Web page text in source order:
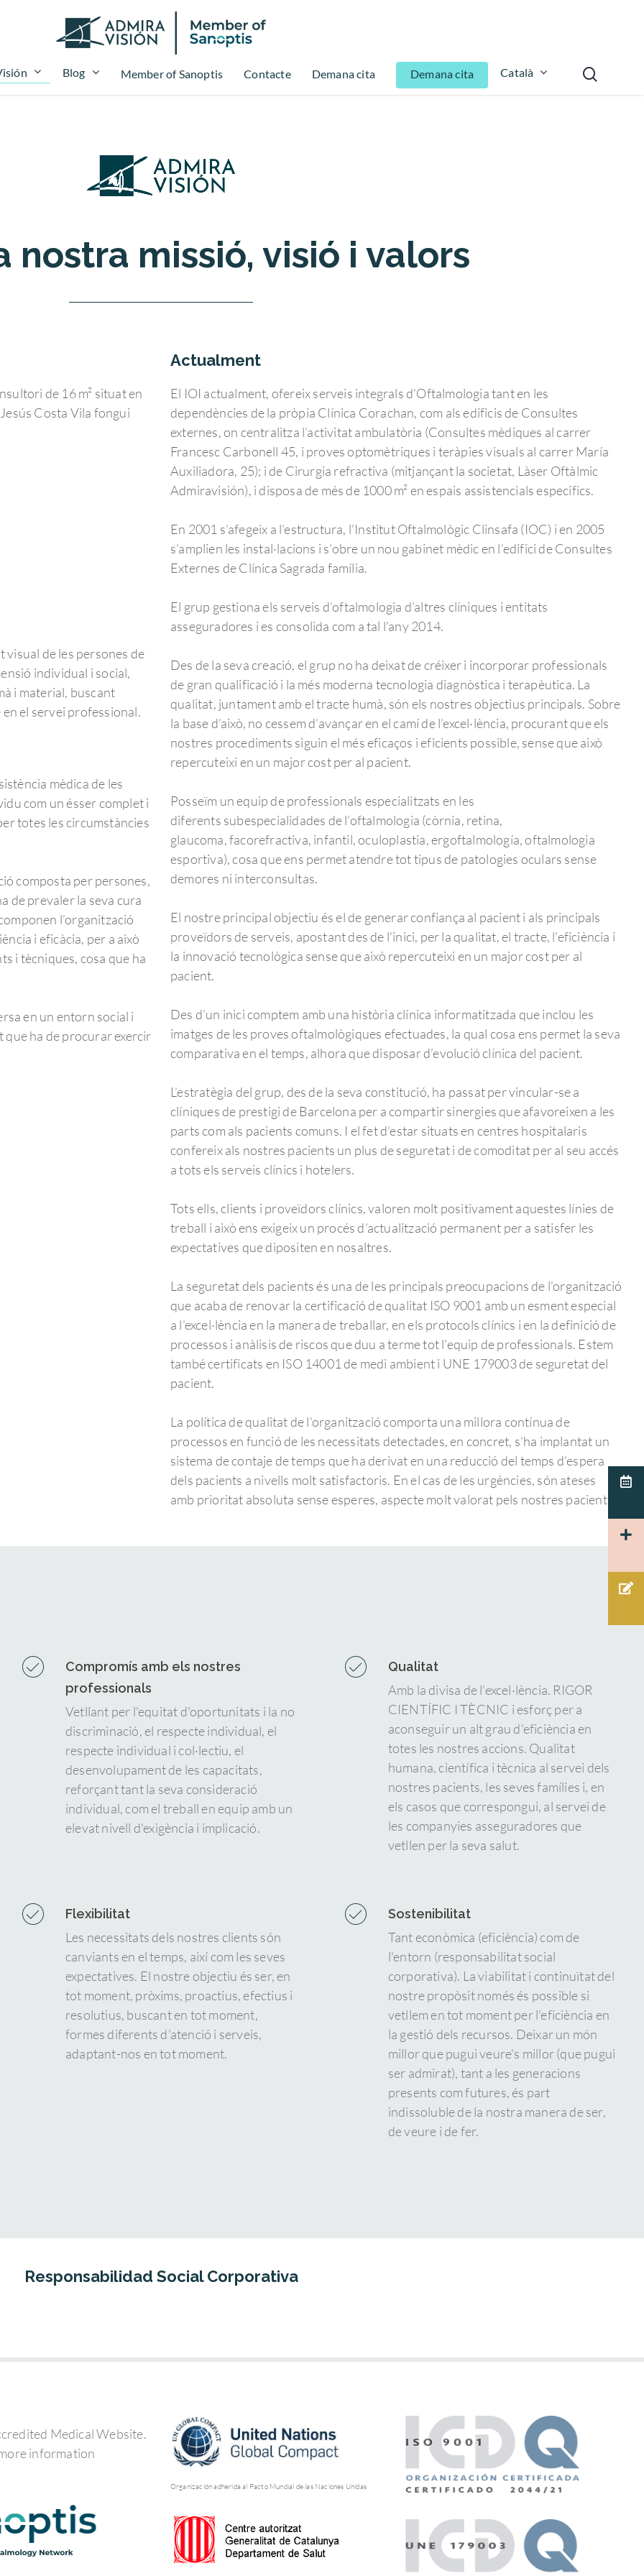
Blog Member of Sanoptis Contacte Demana cita Demana cita Català
nostra missió, visió i valors
de 16 m² situat en
Costa Vila fongui
visual de les persones de
individual i social,
i material, buscant
en el servei professional.
mèdica de les
com un ésser complet i
totes les circumstàncies
composta per persones,
de prevaler la seva cura
l’organització
i eficàcia, per a això
i tècniques, cosa que ha
en un entorn social i
ha de procurar exercir
Actualment
El IOI actualment, ofereix serveis integrals d’Oftalmologia tant en les
dependències de la pròpia Clínica Corachan, com als edificis de Consultes
externes, on centralitza l’activitat ambulatòria (Consultes mèdiques al carrer
Francesc Carbonell 45, i proves optomètriques i teràpies visuals al carrer María
Auxiliadora, 25); i de Cirurgia refractiva (mitjançant la societat, Làser Oftàlmic
Admiravisión), i disposa de més de 1000 m² en espais assistencials específics.
En 2001 s’afegeix a l’estructura, l’Institut Oftalmològic Clinsafa (IOC) i en 2005
s’amplien les instal·lacions i s’obre un nou gabinet mèdic en l’edifici de Consultes
Externes de Clínica Sagrada família.
El grup gestiona els serveis d’oftalmologia d’altres clíniques i entitats
asseguradores i es consolida com a tal l’any 2014.
Des de la seva creació, el grup no ha deixat de créixer i incorporar professionals
de gran qualificació i la més moderna tecnologia diagnòstica i terapèutica. La
qualitat, juntament amb el tracte humà, són els nostres objectius principals. Sobre
la base d’això, no cessem d’avançar en el camí de l’excel·lència, procurant que els
nostres procediments siguin el més eficaços i eficients possible, sense que això
repercuteixi en un major cost per al pacient.
Posseïm un equip de professionals especialitzats en les
diferents subespecialidades de l’oftalmologia (còrnia, retina,
glaucoma, facorefractiva, infantil, oculoplastia, ergoftalmología, oftalmologia
esportiva), cosa que ens permet atendre tot tipus de patologies oculars sense
demores ni interconsultas.
El nostre principal objectiu és el de generar confiança al pacient i als principals
proveïdors de serveis, apostant des de l’inici, per la qualitat, el tracte, l’eficiència i
la innovació tecnològica sense que això repercuteixi en un major cost per al
pacient.
Des d’un inici comptem amb una història clínica informatitzada que inclou les
imatges de les proves oftalmològiques efectuades, la qual cosa ens permet la seva
comparativa en el temps, alhora que disposar d’evolució clínica del pacient.
L’estratègia del grup, des de la seva constitució, ha passat per vincular-se a
clíniques de prestigi de Barcelona per a compartir sinergies que afavoreixen a les
parts com als pacients comuns. I el fet d’estar situats en centres hospitalaris
confereix als nostres pacients un plus de seguretat i de comoditat per al seu accés
a tots els serveis clínics i hotelers.
Tots ells, clients i proveïdors clínics, valoren molt positivament aquestes línies de
treball i això ens exigeix un procés d’actualització permanent per a satisfer les
expectatives que dipositen en nosaltres.
La seguretat dels pacients és una de les principals preocupacions de l’organització
que acaba de renovar la certificació de qualitat ISO 9001 amb un esment especial
a l’excel·lència en la manera de treballar, en els protocols clínics i en la definició de
processos i anàlisis de riscos que duu a terme tot l’equip de professionals. Estem
també certificats en ISO 14001 de medi ambient i UNE 179003 de seguretat del
pacient.
La política de qualitat de l’organització comporta una millora contínua de
processos en funció de les necessitats detectades, en concret, s’ha implantat un
sistema de contaje de temps que ha derivat en una reducció del temps d’espera
dels pacients a nivells molt satisfactoris. En el cas de les urgències, són ateses
amb prioritat absoluta sense esperes, aspecte molt valorat pels nostres pacients.
Compromís amb els nostres
professionals
Vetllant per l'equitat d'oportunitats i la no
discriminació, el respecte individual, el
respecte individual i col·lectiu, el
desenvolupament de les capacitats,
reforçant tant la seva consideració
individual, com el treball en equip amb un
elevat nivell d'exigència i implicació.
Qualitat
Amb la divisa de l'excel·lència. RIGOR
CIENTÍFIC I TÈCNIC i esforç per a
aconseguir un alt grau d'eficiència en
totes les nostres accions. Qualitat
humana, científica i tècnica al servei dels
nostres pacients, les seves famílies i, en
els casos que correspongui, al servei de
les companyies asseguradores que
vetllen per la seva salut.
Flexibilitat
Les necessitats dels nostres clients són
canviants en el temps, així com les seves
expectatives. El nostre objectiu és ser, en
tot moment, pròxims, proactius, efectius i
resolutius, buscant en tot moment,
formes diferents d'atenció i serveis,
adaptant-nos en tot moment.
Sostenibilitat
Tant econòmica (eficiència) com de
l'entorn (responsabilitat social
corporativa). La viabilitat i continuïtat del
nostre propòsit només és possible si
vetllem en tot moment per l'eficiència en
la gestió dels recursos. Deixar un món
millor que pugui veure's millor (que pugui
ser admirat), tant a les generacions
presents com futures, és part
indissoluble de la nostra manera de ser,
de veure i de fer.
Responsabilidad Social Corporativa
Organización adherida al Pacto Mundial de las Naciones Unidas